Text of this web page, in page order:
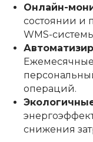
Онлайн-
состоянии и
WMS-
операций.
снижения